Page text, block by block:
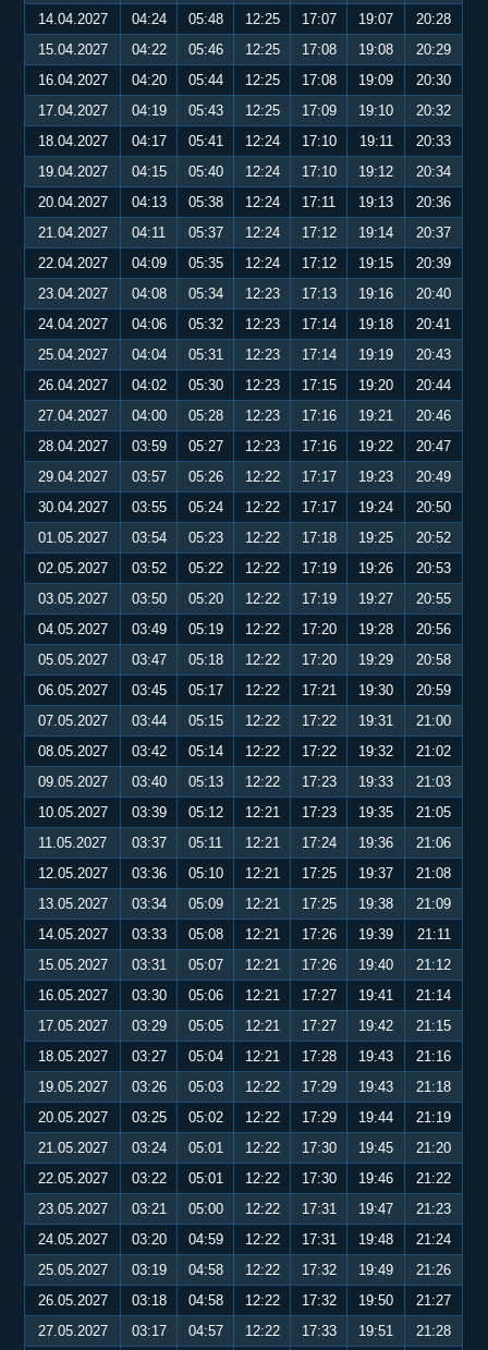
14.04.2027 04:24 05:48 12:25 17:07 19:07
20:28
15.04.2027
04:22 05:46 12:25 17:08 19:08
20:29
16.04.2027
04:20 05:44 12:25 17:08 19:09
20:30
17.04.2027
04:19 05:43 12:25 17:09 19:10
20:32
18.04.2027
04:17 05:41 12:24 17:10 19:11
20:33
19.04.2027
04:15 05:40 12:24 17:10 19:12
20:34
20.04.2027
04:13 05:38 12:24 17:11 19:13
20:36
21.04.2027
04:11 05:37 12:24 17:12 19:14
20:37
22.04.2027
04:09 05:35 12:24 17:12 19:15
20:39
23.04.2027
04:08 05:34 12:23 17:13 19:16
20:40
24.04.2027
04:06 05:32 12:23 17:14 19:18
20:41
25.04.2027
04:04 05:31 12:23 17:14 19:19
20:43
26.04.2027
04:02 05:30 12:23 17:15 19:20
20:44
27.04.2027
04:00 05:28 12:23 17:16 19:21
20:46
28.04.2027
03:59 05:27 12:23 17:16 19:22
20:47
29.04.2027
03:57 05:26 12:22 17:17 19:23
20:49
30.04.2027
03:55 05:24 12:22 17:17 19:24
20:50
01.05.2027
03:54 05:23 12:22 17:18 19:25
20:52
02.05.2027
03:52 05:22 12:22 17:19 19:26
20:53
03.05.2027
03:50 05:20 12:22 17:19 19:27
20:55
04.05.2027
03:49 05:19 12:22 17:20 19:28
20:56
05.05.2027
03:47 05:18 12:22 17:20 19:29
20:58
06.05.2027
03:45 05:17 12:22 17:21 19:30
20:59
07.05.2027
03:44 05:15 12:22 17:22 19:31
21:00
08.05.2027
03:42 05:14 12:22 17:22 19:32
21:02
09.05.2027
03:40 05:13 12:22 17:23 19:33
21:03
10.05.2027
03:39 05:12 12:21 17:23 19:35
21:05
11.05.2027
03:37 05:11 12:21 17:24 19:36
21:06
12.05.2027
03:36 05:10 12:21 17:25 19:37
21:08
13.05.2027
03:34 05:09 12:21 17:25 19:38
21:09
14.05.2027
03:33 05:08 12:21 17:26 19:39
21:11
15.05.2027
03:31 05:07 12:21 17:26 19:40
21:12
16.05.2027
03:30 05:06 12:21 17:27 19:41
21:14
17.05.2027
03:29 05:05 12:21 17:27 19:42
21:15
18.05.2027
03:27 05:04 12:21 17:28 19:43
21:16
19.05.2027
03:26 05:03 12:22 17:29 19:43
21:18
20.05.2027
03:25 05:02 12:22 17:29 19:44
21:19
21.05.2027
03:24 05:01 12:22 17:30 19:45
21:20
22.05.2027
03:22 05:01 12:22 17:30 19:46
21:22
23.05.2027
03:21 05:00 12:22 17:31 19:47
21:23
24.05.2027
03:20 04:59 12:22 17:31 19:48
21:24
25.05.2027
03:19 04:58 12:22 17:32 19:49
21:26
26.05.2027
03:18 04:58 12:22 17:32 19:50
21:27
27.05.2027
03:17 04:57 12:22 17:33 19:51
21:28